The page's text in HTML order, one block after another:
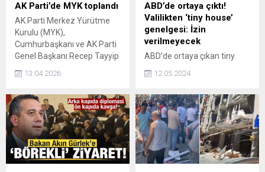
AK Parti’de MYK toplandı
AK Parti Merkez Yürütme
Kurulu (MYK),
Cumhurbaşkanı ve AK Parti
Genel Başkanı Recep Tayyip
Erdoğan başkanlığında
toplandı.
13.04.2026
ABD’de ortaya çıktı!
Valilikten ‘tiny house’
genelgesi: İzin
verilmeyecek
ABD’de ortaya çıkan tiny
house akımı, son dönemde
Türkiye’de de
Edirne Valisi Yunus Sezer,
kıymetli tarım arazilerini
korumak amacıyla, tiny
house ve kaçak yapılar
üzerindeki denetimlerin
sıkılaştırılacağını açıkladı.
12.05.2024